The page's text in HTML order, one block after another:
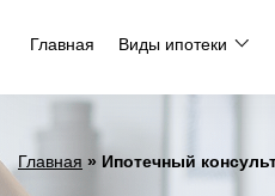
Главная Виды ипотеки
Главная » Ипотечный